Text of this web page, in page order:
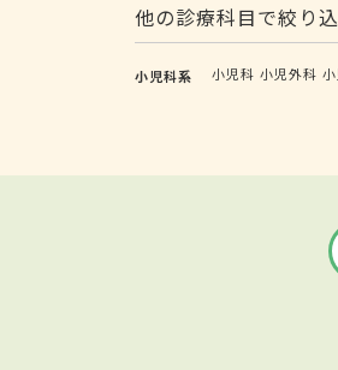
他の診療科目で絞り
小児科系 小児科 小児外科